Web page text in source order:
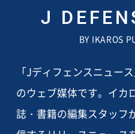
J
BY IKAROS
「Jディフェンスニュー
のウェブ媒体です。イカ
誌・書籍の編集スタッフ